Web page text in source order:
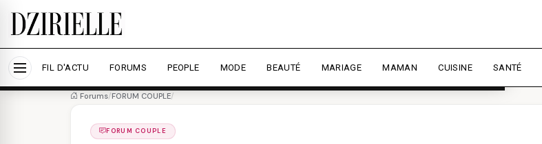
Nous utilisons des cookies pour améliorer votre expérience et mesurer l'audience.
Accepter tout Personnaliser
FIL D'ACTU FORUMS PEOPLE MODE BEAUTÉ MARIAGE MAMAN CUISINE SANTÉ
Forums/FORUM COUPLE/
FORUM COUPLE